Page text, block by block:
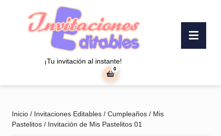
contenido
¡Tu invitación al instante!
carrito
0
Inicio / Invitaciones Editables / Cumpleaños / Mis
Pastelitos / Invitación de Mis Pastelitos 01